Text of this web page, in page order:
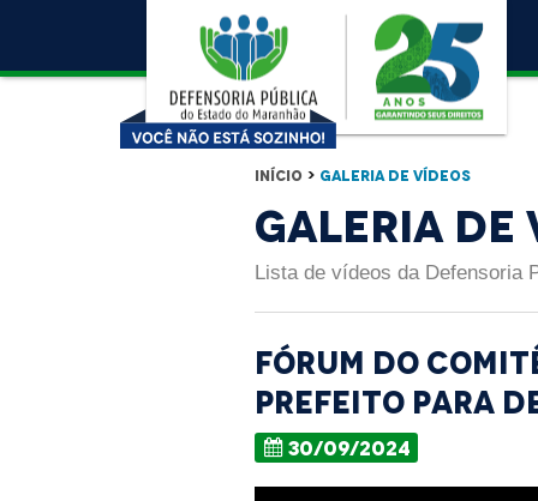
Início > Galeria de Vídeos
Galeria de
Lista de vídeos da Defensoria
Fórum do
Prefeito para
30/09/2024